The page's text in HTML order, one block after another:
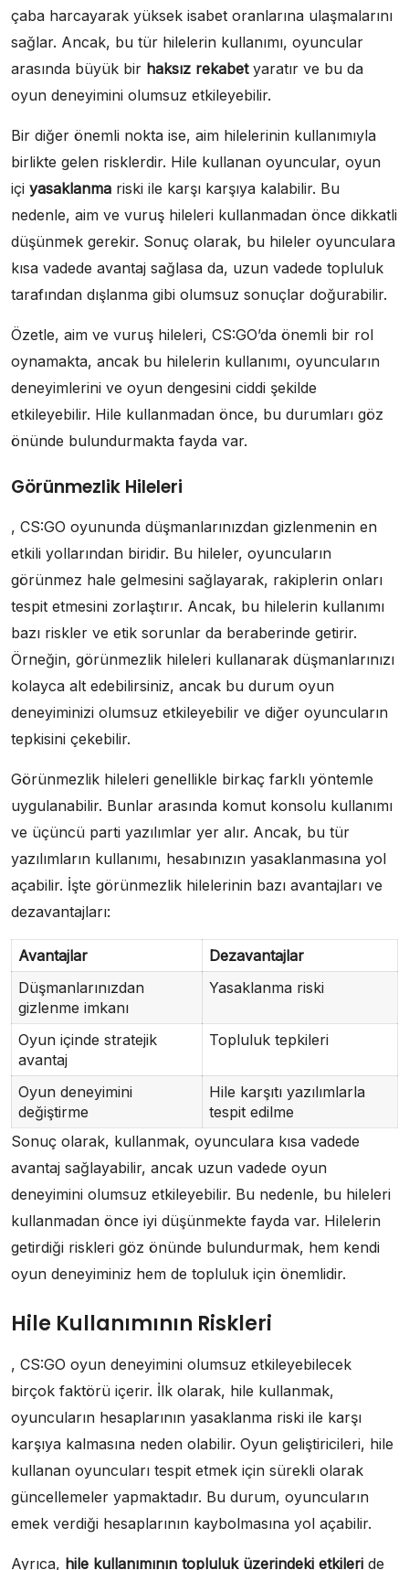
çaba harcayarak yüksek isabet oranlarına ulaşmalarını
sağlar. Ancak, bu tür hilelerin kullanımı, oyuncular
arasında büyük bir haksız rekabetyaratır ve bu da
oyun deneyimini olumsuz etkileyebilir.
Bir diğer önemli nokta ise, aim hilelerinin kullanımıyla
birlikte gelen risklerdir. Hile kullanan oyuncular, oyun
içi yasaklanma riski ile karşı karşıya kalabilir. Bu
nedenle, aim ve vuruş hileleri kullanmadan önce dikkatli
düşünmek gerekir. Sonuç olarak, bu hileler oyunculara
kısa vadede avantaj sağlasa da, uzun vadede topluluk
tarafından dışlanma gibi olumsuz sonuçlar doğurabilir.
Özetle, aim ve vuruş hileleri, CS:GO’da önemli bir rol
oynamakta, ancak bu hilelerin kullanımı, oyuncuların
deneyimlerini ve oyun dengesini ciddi şekilde
etkileyebilir. Hile kullanmadan önce, bu durumları göz
önünde bulundurmakta fayda var.
Görünmezlik Hileleri
, CS:GO oyununda düşmanlarınızdan gizlenmenin en
etkili yollarından biridir. Bu hileler, oyuncuların
görünmez hale gelmesini sağlayarak, rakiplerin onları
tespit etmesini zorlaştırır. Ancak, bu hilelerin kullanımı
bazı riskler ve etik sorunlar da beraberinde getirir.
Örneğin, görünmezlik hileleri kullanarak düşmanlarınızı
kolayca alt edebilirsiniz, ancak bu durum oyun
deneyiminizi olumsuz etkileyebilir ve diğer oyuncuların
tepkisini çekebilir.
Görünmezlik hileleri genellikle birkaç farklı yöntemle
uygulanabilir. Bunlar arasında komut konsolu kullanımı
ve üçüncü parti yazılımlar yer alır. Ancak, bu tür
yazılımların kullanımı, hesabınızın yasaklanmasına yol
açabilir. İşte görünmezlik hilelerinin bazı avantajları ve
dezavantajları:
Avantajlar
Dezavantajlar
Düşmanlarınızdan
gizlenme imkanı
Yasaklanma riski
Oyun içinde stratejik
avantaj
Topluluk tepkileri
Oyun deneyimini
değiştirme
Hile karşıtı yazılımlarla
tespit edilme
Sonuç olarak, kullanmak, oyunculara kısa vadede
avantaj sağlayabilir, ancak uzun vadede oyun
deneyimini olumsuz etkileyebilir. Bu nedenle, bu hileleri
kullanmadan önce iyi düşünmekte fayda var. Hilelerin
getirdiği riskleri göz önünde bulundurmak, hem kendi
oyun deneyiminiz hem de topluluk için önemlidir.
Hile Kullanımının Riskleri
, CS:GO oyun deneyimini olumsuz etkileyebilecek
birçok faktörü içerir. İlk olarak, hile kullanmak,
oyuncuların hesaplarının yasaklanma riski ile karşı
karşıya kalmasına neden olabilir. Oyun geliştiricileri, hile
kullanan oyuncuları tespit etmek için sürekli olarak
güncellemeler yapmaktadır. Bu durum, oyuncuların
emek verdiği hesaplarının kaybolmasına yol açabilir.
Ayrıca, hile kullanımının topluluk üzerindeki etkileri de